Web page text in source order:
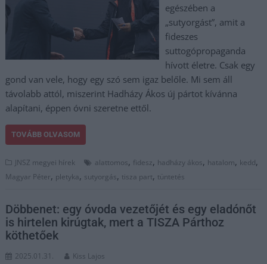
egészében a
„sutyorgást”, amit a
fideszes
suttogópropaganda
hívott életre. Csak egy
gond van vele, hogy egy szó sem igaz belőle. Mi sem áll
távolabb attól, miszerint Hadházy Ákos új pártot kívánna
alapítani, éppen óvni szeretne ettől.
TOVÁBB OLVASOM
JNSZ megyei hírek alattomos, fidesz, hadházy ákos, hatalom, kedd,
Magyar Péter, pletyka, sutyorgás, tisza part, tüntetés
Döbbenet: egy óvoda vezetőjét és egy eladónőt
is hirtelen kirúgtak, mert a TISZA Párthoz
köthetőek
2025.01.31. Kiss Lajos